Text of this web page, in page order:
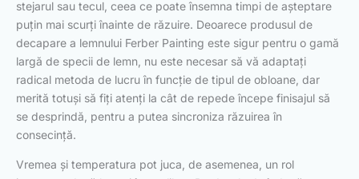
stejarul sau tecul, ceea ce poate însemna timpi de așteptare
puțin mai scurți înainte de răzuire. Deoarece produsul de
decapare a lemnului Ferber Painting este sigur pentru o gamă
largă de specii de lemn, nu este necesar să vă adaptați
radical metoda de lucru în funcție de tipul de obloane, dar
merită totuși să fiți atenți la cât de repede începe finisajul să
se desprindă, pentru a putea sincroniza răzuirea în
consecință.
Vremea și temperatura pot juca, de asemenea, un rol